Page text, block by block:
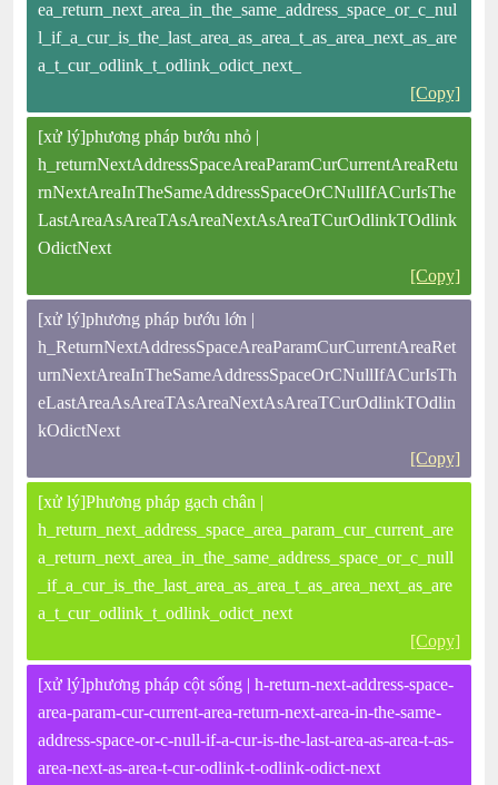
ea_return_next_area_in_the_same_address_space_or_c_nul
l_if_a_cur_is_the_last_area_as_area_t_as_area_next_as_are
a_t_cur_odlink_t_odlink_odict_next_
[Copy]
[xử lý]phương pháp bướu nhỏ |
h_returnNextAddressSpaceAreaParamCurCurrentAreaRetu
rnNextAreaInTheSameAddressSpaceOrCNullIfACurIsThe
LastAreaAsAreaTAsAreaNextAsAreaTCurOdlinkTOdlink
OdictNext
[Copy]
[xử lý]phương pháp bướu lớn |
h_ReturnNextAddressSpaceAreaParamCurCurrentAreaRet
urnNextAreaInTheSameAddressSpaceOrCNullIfACurIsTh
eLastAreaAsAreaTAsAreaNextAsAreaTCurOdlinkTOdlin
kOdictNext
[Copy]
[xử lý]Phương pháp gạch chân |
h_return_next_address_space_area_param_cur_current_are
a_return_next_area_in_the_same_address_space_or_c_null
_if_a_cur_is_the_last_area_as_area_t_as_area_next_as_are
a_t_cur_odlink_t_odlink_odict_next
[Copy]
[xử lý]phương pháp cột sống | h-return-next-address-space-
area-param-cur-current-area-return-next-area-in-the-same-
address-space-or-c-null-if-a-cur-is-the-last-area-as-area-t-as-
area-next-as-area-t-cur-odlink-t-odlink-odict-next